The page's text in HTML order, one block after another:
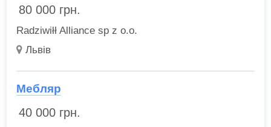
80 000 грн.
Radziwiłł Alliance sp z o.o.
Львів
Мебляр
40 000 грн.